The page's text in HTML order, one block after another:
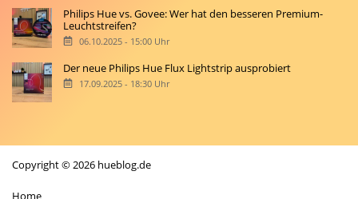
Philips Hue vs. Govee: Wer hat den besseren Premium-
Leuchtstreifen?
06.10.2025 - 15:00 Uhr
Der neue Philips Hue Flux Lightstrip ausprobiert
17.09.2025 - 18:30 Uhr
Copyright © 2026 hueblog.de
Home